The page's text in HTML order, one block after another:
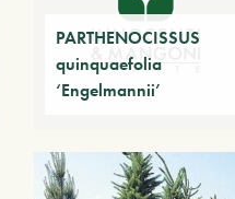
PARTHENOCISSUS
quinquaefolia
‘Engelmannii’